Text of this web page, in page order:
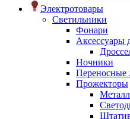
Электротовары
Светильники
Фонари
Аксессуары
Ночники
Переносные
Прожекторы